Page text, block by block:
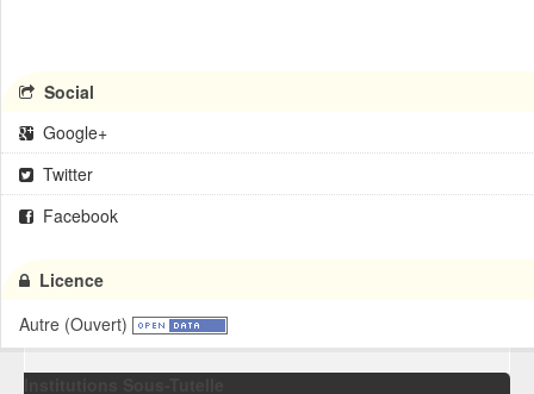
Social
Google+
Twitter
Facebook
Licence
Autre (Ouvert)